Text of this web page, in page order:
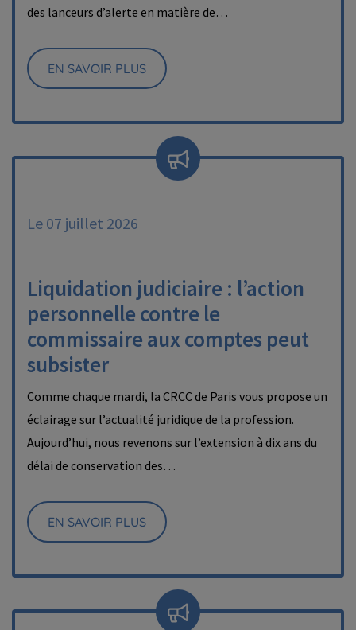
des lanceurs d’alerte en matière de…
EN SAVOIR PLUS
Le 07 juillet 2026
Liquidation judiciaire : l’action
personnelle contre le
commissaire aux comptes peut
subsister
Comme chaque mardi, la CRCC de Paris vous propose un
éclairage sur l’actualité juridique de la profession.
Aujourd’hui, nous revenons sur l’extension à dix ans du
délai de conservation des…
EN SAVOIR PLUS